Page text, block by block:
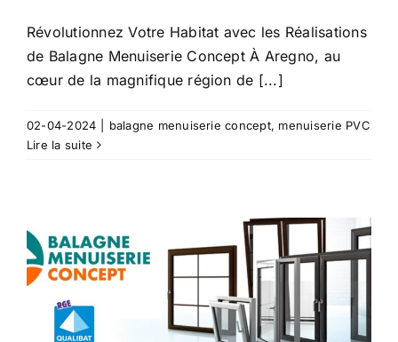
Révolutionnez Votre Habitat avec les Réalisations
de Balagne Menuiserie Concept À Aregno, au
cœur de la magnifique région de [...]
02-04-2024 balagne menuiserie concept, menuiserie PVC
Lire la suite